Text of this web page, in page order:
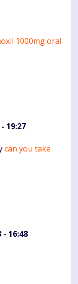
1000mg oral
19:27
can you take
- 16:48